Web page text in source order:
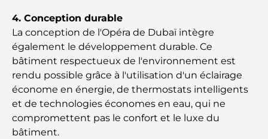
Les meilleures entreprises d'aménagement
paysager à Dubaï : Transformer vos espaces
extérieurs
Les meilleures entreprises de déménagement à
Dubaï : un guide complet
Palm Jebel Ali contre Palm Jumeirah : une
comparaison claire pour les acheteurs immobiliers
avisés
4. Conception durable
La conception de l'Opéra de Dubaï intègre
également le développement durable. Ce
bâtiment respectueux de l'environnement est
rendu possible grâce à l'utilisation d'un éclairage
économe en énergie, de thermostats intelligents
et de technologies économes en eau, qui ne
compromettent pas le confort et le luxe du
bâtiment.